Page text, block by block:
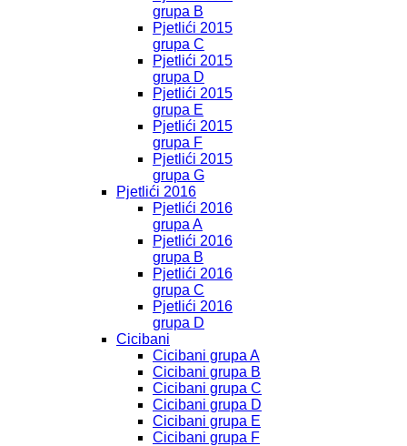
grupa B
Pjetlići 2015
grupa C
Pjetlići 2015
grupa D
Pjetlići 2015
grupa E
Pjetlići 2015
grupa F
Pjetlići 2015
grupa G
Pjetlići 2016
Pjetlići 2016
grupa A
Pjetlići 2016
grupa B
Pjetlići 2016
grupa C
Pjetlići 2016
grupa D
Cicibani
Cicibani grupa A
Cicibani grupa B
Cicibani grupa C
Cicibani grupa D
Cicibani grupa E
Cicibani grupa F